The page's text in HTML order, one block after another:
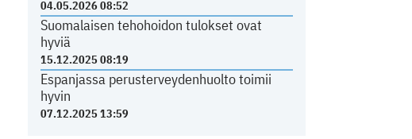
04.05.2026 08:52
Suomalaisen tehohoidon tulokset ovat
hyviä
15.12.2025 08:19
Espanjassa perusterveydenhuolto toimii
hyvin
07.12.2025 13:59